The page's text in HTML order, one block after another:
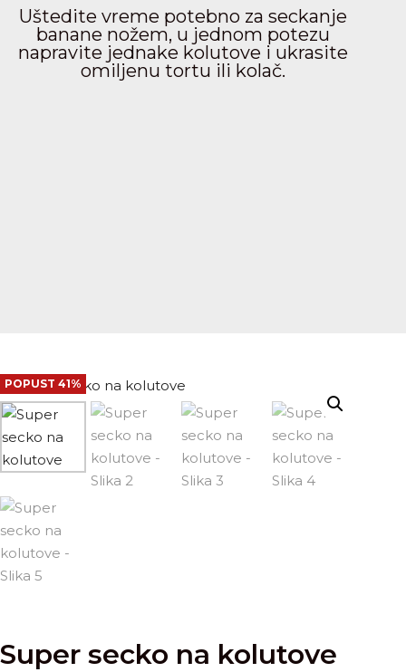
Uštedite vreme potebno za seckanje
banane nožem, u jednom potezu
napravite jednake kolutove i ukrasite
omiljenu tortu ili kolač.
POPUST 41%
Super secko na kolutove